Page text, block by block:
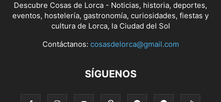
Descubre Cosas de Lorca - Noticias, historia, deportes,
eventos, hostelería, gastronomía, curiosidades, fiestas y
cultura de Lorca, la Ciudad del Sol
Contáctanos: cosasdelorca@gmail.com
SÍGUENOS